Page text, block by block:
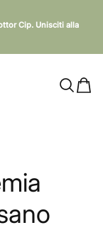
Cip. Unisciti alla
îți va mulțumi!